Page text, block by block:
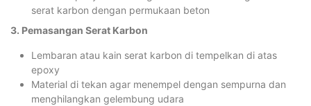
serat karbon dengan permukaan beton
3. Pemasangan Serat Karbon
Lembaran atau kain serat karbon di tempelkan di atas
epoxy
Material di tekan agar menempel dengan sempurna dan
menghilangkan gelembung udara